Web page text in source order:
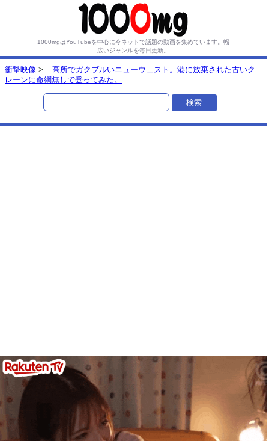
1000mgはYouTubeを中心に今ネットで話題の動画を集めています。 幅
広いジャンルを毎日更新。
衝撃映像 >
高所でガクブルいニューウェスト。港に放棄された古いク
レーンに命綱無しで登ってみた。